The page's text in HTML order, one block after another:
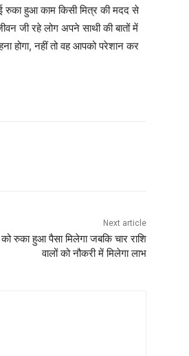
रुका हुआ काम किसी मित्र की मदद से
जी रहे लोग अपने साथी की बातों में
होगा, नहीं तो वह आपको परेशान कर
Next article
को रुका हुआ पैसा मिलेगा जबकि चार राशि
वालों को नौकरी में मिलेगा लाभ